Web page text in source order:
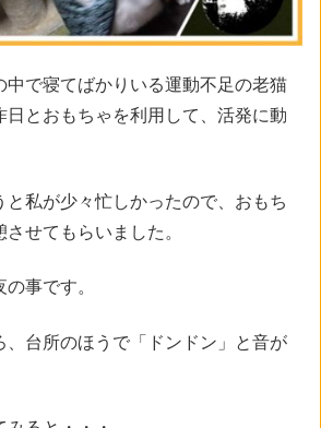
中で寝てばかりいる運動不足の老猫
日とおもちゃを利用して、活発に動
と私が少々忙しかったので、おもち
せてもらいました。
事です。
、台所のほうで「ドンドン」と音が